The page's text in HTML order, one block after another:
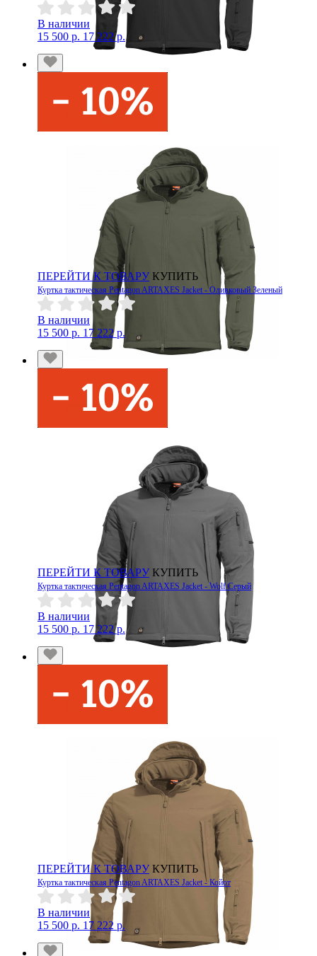
В наличии
15 500 р. 17 222 р.
ПЕРЕЙТИ К ТОВАРУ КУПИТЬ
Куртка тактическая Pentagon ARTAXES Jacket - Оливковый Зеленый
В наличии
15 500 р. 17 222 р.
ПЕРЕЙТИ К ТОВАРУ КУПИТЬ
Куртка тактическая Pentagon ARTAXES Jacket - Wolf Серый
В наличии
15 500 р. 17 222 р.
ПЕРЕЙТИ К ТОВАРУ КУПИТЬ
Куртка тактическая Pentagon ARTAXES Jacket - Койот
В наличии
15 500 р. 17 222 р.